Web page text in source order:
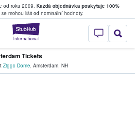
od roku 2009. Každá objednávka poskytuje 100%
mohou lišit od nominální hodnoty.
StubHub –
a prodávají vstupenky
Tickets
Ziggo Dome, Amsterdam, NH